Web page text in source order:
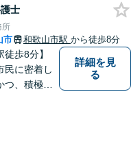
士
所
市 和歌山市駅 から徒歩8分
徒歩8分】
民に密着し
、積極的
詳細を見
る